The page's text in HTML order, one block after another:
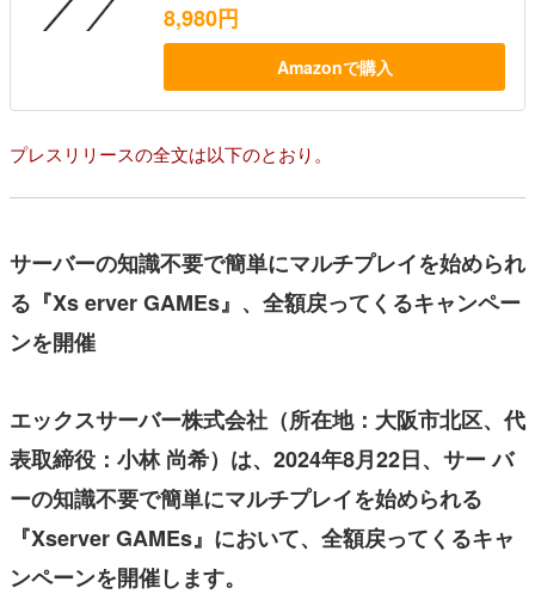
8,980円
Amazonで購入
プレスリリースの全文は以下のとおり。
サーバーの知識不要で簡単にマルチプレイを始められ
る『Xs erver GAMEs』、全額戻ってくるキャンペー
ンを開催
エックスサーバー株式会社（所在地：大阪市北区、代
表取締役：小林 尚希）は、2024年8月22日、サー バ
ーの知識不要で簡単にマルチプレイを始められる
『Xserver GAMEs』において、全額戻ってくるキャ
ンペーンを開催します。